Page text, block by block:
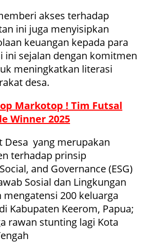
akses terhadap
ini juga menyisipkan
keuangan kepada para
ini sejalan dengan komitmen
meningkatkan literasi
desa.
Markotop ! Tim Futsal
Winner 2025
Desa yang merupakan
terhadap prinsip
and Governance (ESG)
Sosial dan Lingkungan
mengatensi 200 keluarga
Kabupaten Keerom, Papua;
rawan stunting lagi Kota